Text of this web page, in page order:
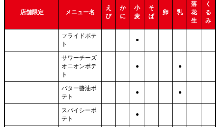
店舗限定 メニュー名
え
び
か
に
小
麦
そ
ば
卵 乳
落
花
生
く
る
み
フライドポテ
ト
●
サワーチーズ
オニオンポテ
ト
● ●
バター醬油ポ
テト
● ●
スパイシーポ
テト
●